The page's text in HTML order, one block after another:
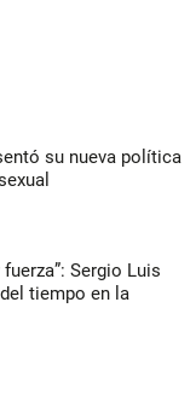
su nueva política
Sergio Luis
tiempo en la